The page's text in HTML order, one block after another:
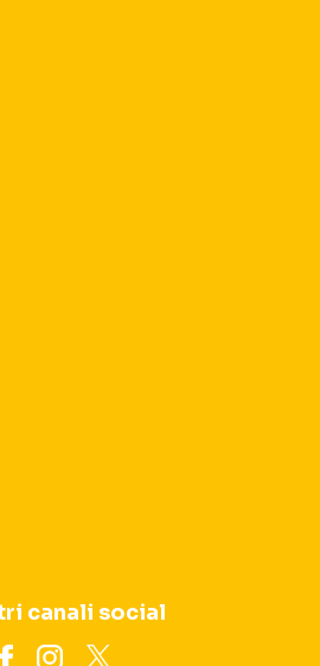
canali social